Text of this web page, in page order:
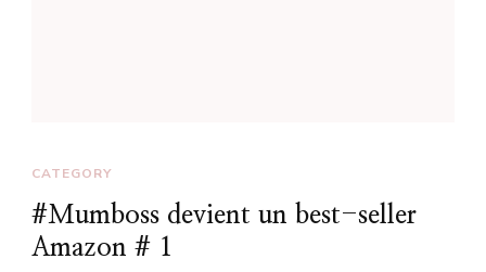
CATEGORY
#Mumboss devient un best-seller
Amazon # 1